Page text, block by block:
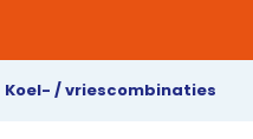
Koel- / vriescombinaties